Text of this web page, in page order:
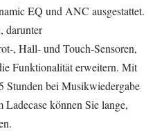
EQ und ANC ausgestattet.
darunter
, Hall- und Touch-Sensoren,
Funktionalität erweitern. Mit
Stunden bei Musikwiedergabe
können Sie lange,